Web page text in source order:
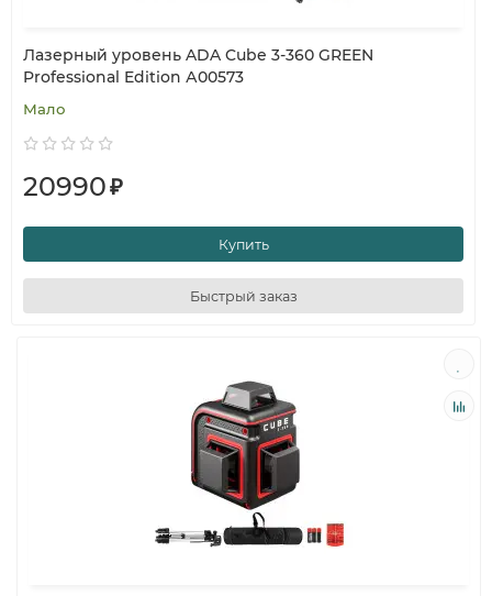
Лазерный уровень ADA Cube 3-360 GREEN
Professional Edition А00573
Мало
20990₽
Купить
Быстрый заказ